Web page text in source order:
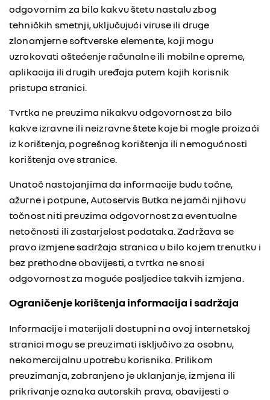
odgovornim za bilo kakvu štetu nastalu zbog
tehničkih smetnji, uključujući viruse ili druge
zlonamjerne softverske elemente, koji mogu
uzrokovati oštećenje računalne ili mobilne opreme,
aplikacija ili drugih uređaja putem kojih korisnik
pristupa stranici.
Tvrtka ne preuzima nikakvu odgovornost za bilo
kakve izravne ili neizravne štete koje bi mogle proizaći
iz korištenja, pogrešnog korištenja ili nemogućnosti
korištenja ove stranice.
Unatoč nastojanjima da informacije budu točne,
ažurne i potpune, Autoservis Butka ne jamči njihovu
točnost niti preuzima odgovornost za eventualne
netočnosti ili zastarjelost podataka. Zadržava se
pravo izmjene sadržaja stranica u bilo kojem trenutku i
bez prethodne obavijesti, a tvrtka ne snosi
odgovornost za moguće posljedice takvih izmjena.
Ograničenje korištenja informacija i sadržaja
Informacije i materijali dostupni na ovoj internetskoj
stranici mogu se preuzimati isključivo za osobnu,
nekomercijalnu upotrebu korisnika. Prilikom
preuzimanja, zabranjeno je uklanjanje, izmjena ili
prikrivanje oznaka autorskih prava, obavijesti o